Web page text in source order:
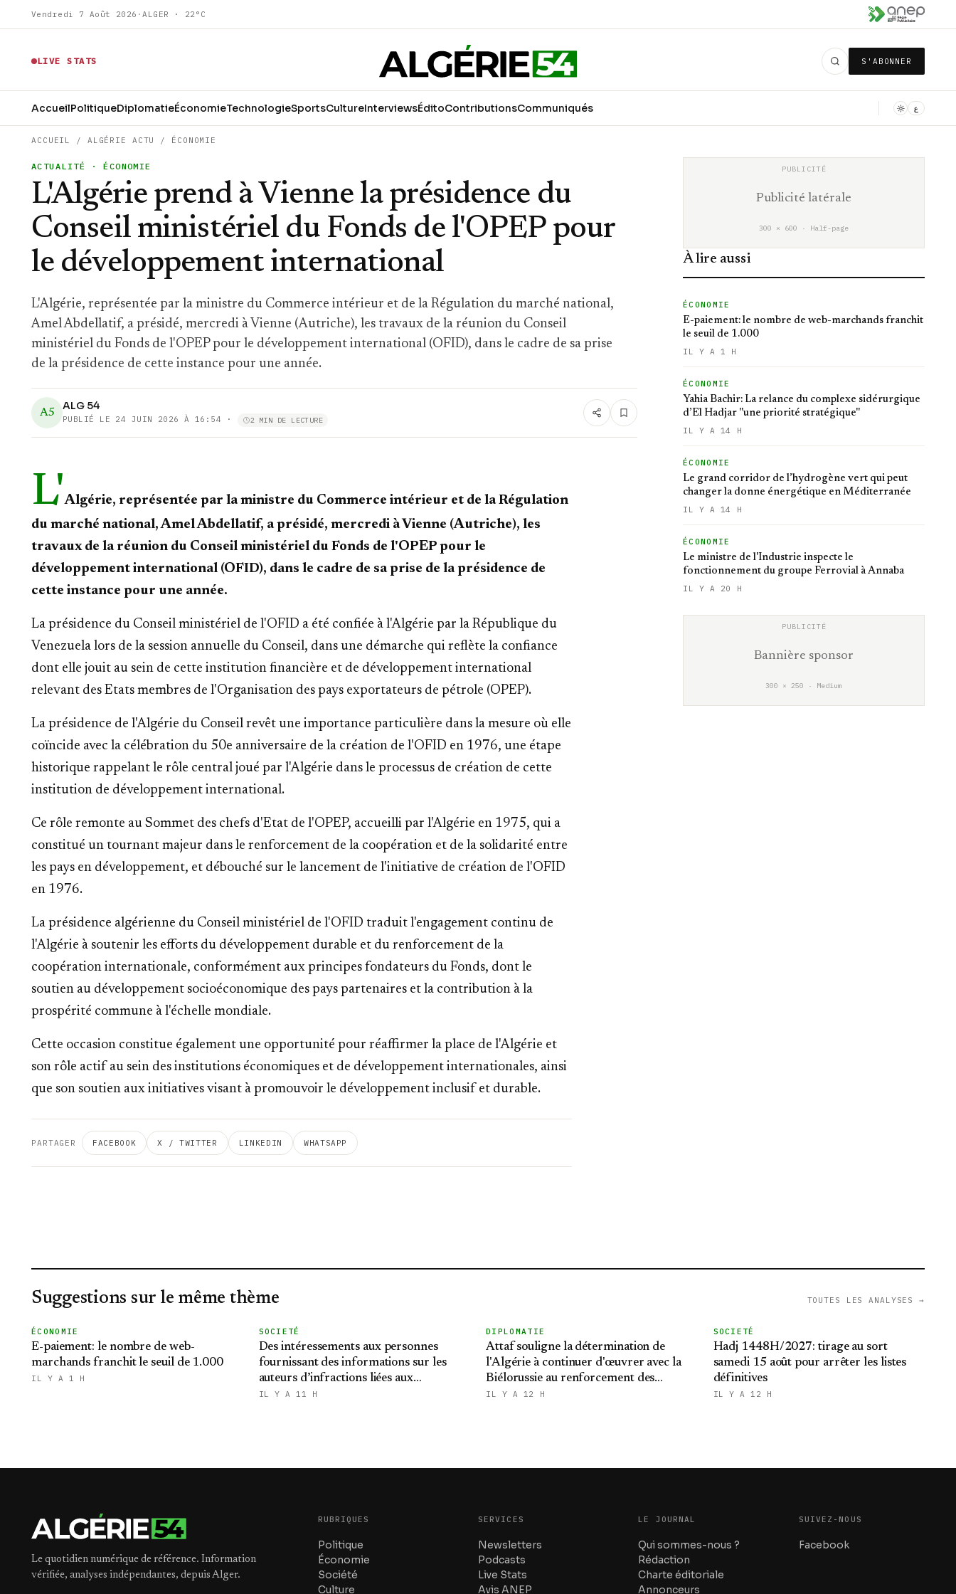
Vendredi 7 Août 2026 ·ALGER · 22°C
LIVE STATS S'ABONNER
AccueilPolitiqueDiplomatieÉconomieTechnologieSportsCultureInterviewsÉditoContributionsCommuniqués ع
ACCUEIL / ALGÉRIE ACTU / ÉCONOMIE
ACTUALITÉ · ÉCONOMIE
L'Algérie prend à Vienne la présidence du
Conseil ministériel du Fonds de l'OPEP pour
le développement international
L'Algérie, représentée par la ministre du Commerce intérieur et de la Régulation du marché national,
Amel Abdellatif, a présidé, mercredi à Vienne (Autriche), les travaux de la réunion du Conseil
ministériel du Fonds de l'OPEP pour le développement international (OFID), dans le cadre de sa prise
de la présidence de cette instance pour une année.
A5
ALG 54
PUBLIÉ LE 24 JUIN 2026 À 16:54 · 2 MIN DE LECTURE
L'Algérie, représentée par la ministre du Commerce intérieur et de la Régulation
du marché national, Amel Abdellatif, a présidé, mercredi à Vienne (Autriche), les
travaux de la réunion du Conseil ministériel du Fonds de l'OPEP pour le
développement international (OFID), dans le cadre de sa prise de la présidence de
cette instance pour une année.
La présidence du Conseil ministériel de l'OFID a été confiée à l'Algérie par la République du
Venezuela lors de la session annuelle du Conseil, dans une démarche qui reflète la confiance
dont elle jouit au sein de cette institution financière et de développement international
relevant des Etats membres de l'Organisation des pays exportateurs de pétrole (OPEP).
La présidence de l'Algérie du Conseil revêt une importance particulière dans la mesure où elle
coïncide avec la célébration du 50e anniversaire de la création de l'OFID en 1976, une étape
historique rappelant le rôle central joué par l'Algérie dans le processus de création de cette
institution de développement international.
Ce rôle remonte au Sommet des chefs d'Etat de l'OPEP, accueilli par l'Algérie en 1975, qui a
constitué un tournant majeur dans le renforcement de la coopération et de la solidarité entre
les pays en développement, et débouché sur le lancement de l'initiative de création de l'OFID
en 1976.
La présidence algérienne du Conseil ministériel de l'OFID traduit l'engagement continu de
l'Algérie à soutenir les efforts du développement durable et du renforcement de la
coopération internationale, conformément aux principes fondateurs du Fonds, dont le
soutien au développement socioéconomique des pays partenaires et la contribution à la
prospérité commune à l'échelle mondiale.
Cette occasion constitue également une opportunité pour réaffirmer la place de l'Algérie et
son rôle actif au sein des institutions économiques et de développement internationales, ainsi
que son soutien aux initiatives visant à promouvoir le développement inclusif et durable.
PARTAGER FACEBOOK X / TWITTER LINKEDIN WHATSAPP
Publicité latérale
300 × 600 · Half-page
À lire aussi
ÉCONOMIE
E-paiement: le nombre de web-marchands franchit
le seuil de 1.000
IL Y A 1 H
ÉCONOMIE
Yahia Bachir: La relance du complexe sidérurgique
d’El Hadjar ''une priorité stratégique''
IL Y A 14 H
ÉCONOMIE
Le grand corridor de l’hydrogène vert qui peut
changer la donne énergétique en Méditerranée
IL Y A 14 H
ÉCONOMIE
Le ministre de l'Industrie inspecte le
fonctionnement du groupe Ferrovial à Annaba
IL Y A 20 H
Bannière sponsor
300 × 250 · Medium
Suggestions sur le même thème TOUTES LES ANALYSES →
ÉCONOMIE
E-paiement: le nombre de web-
marchands franchit le seuil de 1.000
IL Y A 1 H
SOCIETÉ
Des intéressements aux personnes
fournissant des informations sur les
auteurs d’infractions liées aux
stupéfiants
IL Y A 11 H
DIPLOMATIE
Attaf souligne la détermination de
l'Algérie à continuer d'œuvrer avec la
Biélorussie au renforcement des
relations bilatérales
IL Y A 12 H
SOCIETÉ
Hadj 1448H/2027: tirage au sort
samedi 15 août pour arrêter les listes
définitives
IL Y A 12 H
Le quotidien numérique de référence. Information
vérifiée, analyses indépendantes, depuis Alger.
RUBRIQUES
Politique
Économie
Société
Culture
SERVICES
Newsletters
Podcasts
Live Stats
Avis ANEP
LE JOURNAL
Qui sommes-nous ?
Rédaction
Charte éditoriale
Annonceurs
SUIVEZ-NOUS
Facebook